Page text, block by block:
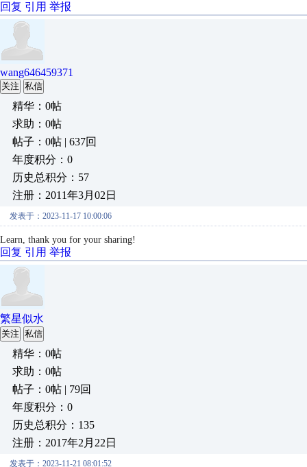
回复 引用 举报
wang646459371
关注 私信
精华：0帖
求助：0帖
帖子：0帖 | 637回
年度积分：0
历史总积分：57
注册：2011年3月02日
发表于：2023-11-17 10:00:06
Learn, thank you for your sharing!
回复 引用 举报
繁星似水
关注 私信
精华：0帖
求助：0帖
帖子：0帖 | 79回
年度积分：0
历史总积分：135
注册：2017年2月22日
发表于：2023-11-21 08:01:52